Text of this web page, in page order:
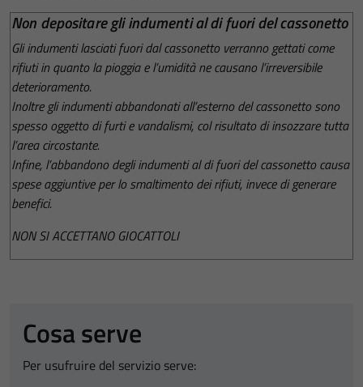
Non depositare gli indumenti al di fuori del cassonetto
Gli indumenti lasciati fuori dal cassonetto verranno gettati come
rifiuti in quanto la pioggia e l’umidità ne causano l’irreversibile
deterioramento.
Inoltre gli indumenti abbandonati all’esterno del cassonetto sono
spesso oggetto di furti e vandalismi, col risultato di insozzare tutta
l’area circostante.
Infine, l’abbandono degli indumenti al di fuori del cassonetto causa
spese aggiuntive per lo smaltimento dei rifiuti, invece di generare
benefici.
NON SI ACCETTANO GIOCATTOLI
Cosa serve
Per usufruire del servizio serve: